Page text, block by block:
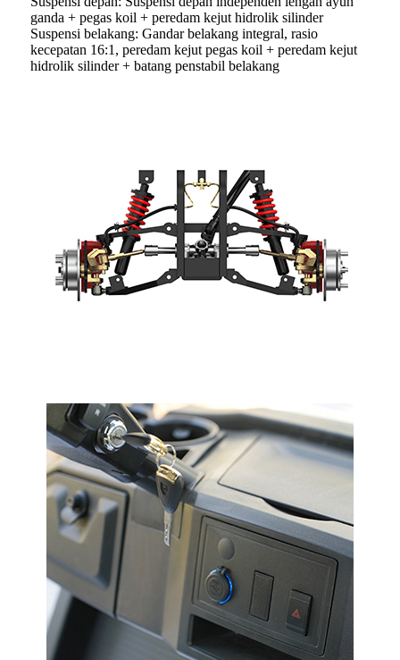
ganda + pegas koil + peredam kejut hidrolik silinder
Suspensi belakang: Gandar belakang integral, rasio
kecepatan 16:1, peredam kejut pegas koil + peredam kejut
hidrolik silinder + batang penstabil belakang